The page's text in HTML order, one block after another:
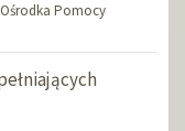
Pomocy